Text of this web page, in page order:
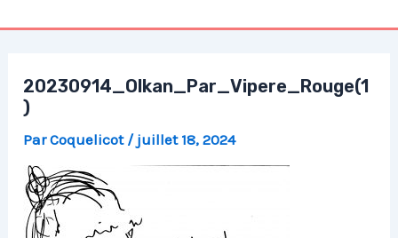
20230914_Olkan_Par_Vipere_Rouge(1
)
ParCoquelicot / juillet 18, 2024